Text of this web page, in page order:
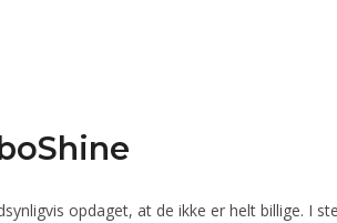
opdaget, at de ikke er helt billige. I